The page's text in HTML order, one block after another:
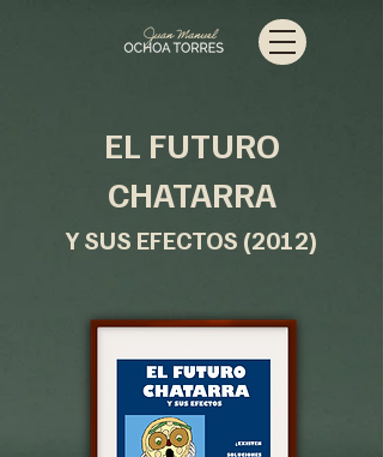
EL FUTURO
CHATARRA
Y SUS EFECTOS (2012)